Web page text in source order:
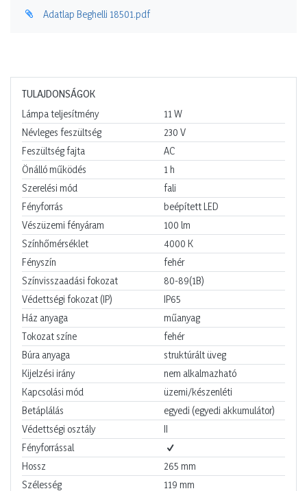
Adatlap Beghelli 18501.pdf
TULAJDONSÁGOK
Lámpa teljesítmény
11 W
Névleges feszültség
230 V
Feszültség fajta
AC
Önálló működés
1 h
Szerelési mód
fali
Fényforrás
beépített LED
Vészüzemi fényáram
100 lm
Színhőmérséklet
4000 K
Fényszín
fehér
Színvisszaadási fokozat
80-89(1B)
Védettségi fokozat (IP)
IP65
Ház anyaga
műanyag
Tokozat színe
fehér
Búra anyaga
struktúrált üveg
Kijelzési irány
nem alkalmazható
Kapcsolási mód
üzemi/készenléti
Betáplálás
egyedi (egyedi akkumulátor)
Védettségi osztály
II
Fényforrással
Hossz
265 mm
Szélesség
119 mm